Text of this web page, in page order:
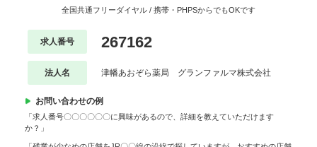
全国共通フリーダイヤル / 携帯・PHPSからでもOKです
求人番号 267162
法人名 津幡あおぞら薬局 グランファルマ株式会社
お問い合わせの例
「求人番号〇〇〇〇〇〇に興味があるので、詳細を教えていただけます
か？」